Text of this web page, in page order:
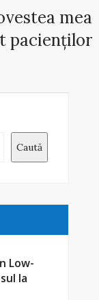
mea
pacienților
Caută
Low-
la